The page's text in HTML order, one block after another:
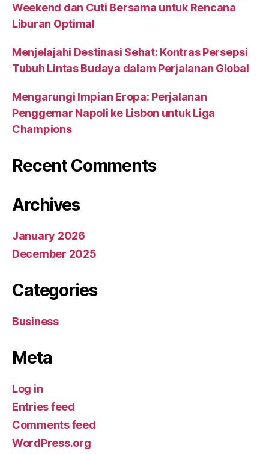
Weekend dan Cuti Bersama untuk Rencana
Liburan Optimal
Menjelajahi Destinasi Sehat: Kontras Persepsi
Tubuh Lintas Budaya dalam Perjalanan Global
Mengarungi Impian Eropa: Perjalanan
Penggemar Napoli ke Lisbon untuk Liga
Champions
Recent Comments
Archives
January 2026
December 2025
Categories
Business
Meta
Log in
Entries feed
Comments feed
WordPress.org